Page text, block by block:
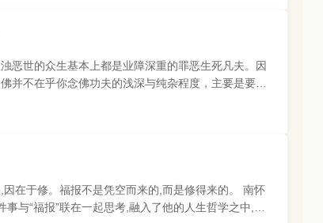
恶世的众生基本上都是业障深重的罪恶生死凡夫。因
并不在乎你念佛功夫的浅深与纯杂程度，主要是要求
在于修。福报不是凭空而来的,而是修得来的。 南怀
与“福报”联在一起思考,融入了他的人生哲学之中,并